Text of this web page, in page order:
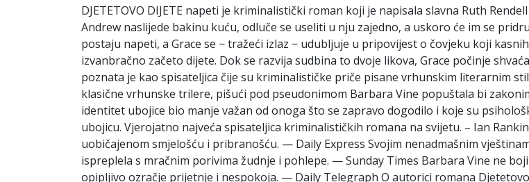
DJETETOVO DIJETE napeti je kriminalistički roman koji je napisala slavna Ruth
Andrew naslijede bakinu kuću, odluče se useliti u nju zajedno, a uskoro će im se
postaju napeti, a Grace se − tražeći izlaz − udubljuje u pripovijest o čovjeku koji
izvanbračno začeto dijete. Dok se razvija sudbina to dvoje likova, Grace počinje
poznata je kao spisateljica čije su kriminalističke priče pisane vrhunskim literarnim
klasične vrhunske trilere, pišući pod pseudonimom Barbara Vine popuštala bi
identitet ubojice bio manje važan od onoga što se zapravo dogodilo i koje su
ubojicu. Vjerojatno najveća spisateljica kriminalističkih romana na svijetu. – Ian
uobičajenom smjelošću i pribranošću. — Daily Express Svojim nenadmašnim
ispreplela s mračnim porivima žudnje i pohlepe. — Sunday Times Barbara Vine ne
opipljivo ozračje prijetnje i nespokoja. — Daily Telegraph O autorici romana